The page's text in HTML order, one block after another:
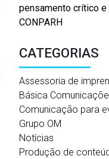
pensamento crítico e
CONPARH
CATEGORIAS
Assessoria de
Básica
Comunicação para
Grupo OM
Notícias
Produção de